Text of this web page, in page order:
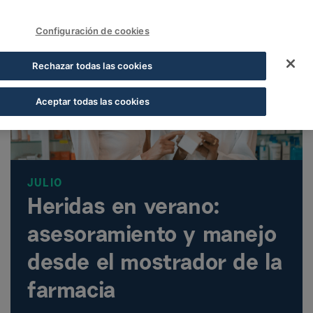
FUNDACIÓN COFARES
JULIO
Heridas en verano:
asesoramiento y manejo
desde el mostrador de la
farmacia
Configuración de cookies
Rechazar todas las cookies
Aceptar todas las cookies